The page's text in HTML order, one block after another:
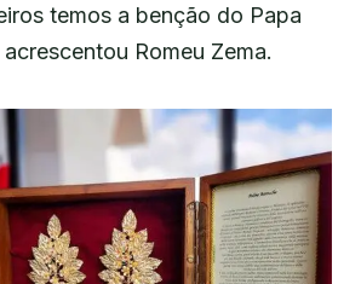
temos a benção do Papa
acrescentou Romeu Zema.